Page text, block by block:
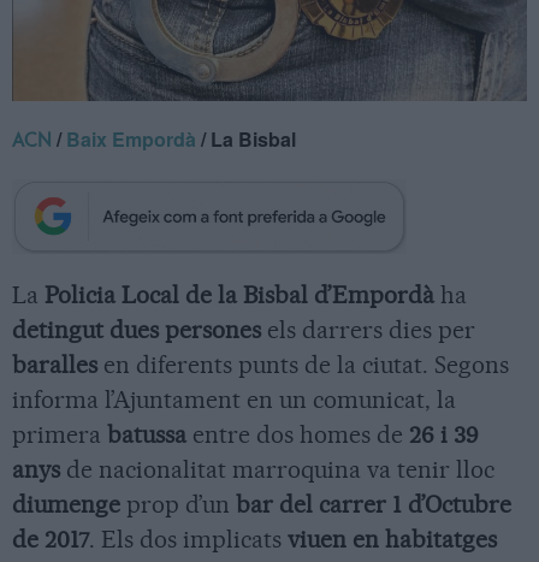
ACN /Baix Empordà / La Bisbal
La Policia Local de la Bisbal d’Empordà ha
detingut dues persones els darrers dies per
baralles en diferents punts de la ciutat. Segons
informa l’Ajuntament en un comunicat, la
primera batussa entre dos homes de 26 i 39
anys de nacionalitat marroquina va tenir lloc
diumenge prop d’un bar del carrer 1 d’Octubre
de 2017. Els dos implicats viuen en habitatges